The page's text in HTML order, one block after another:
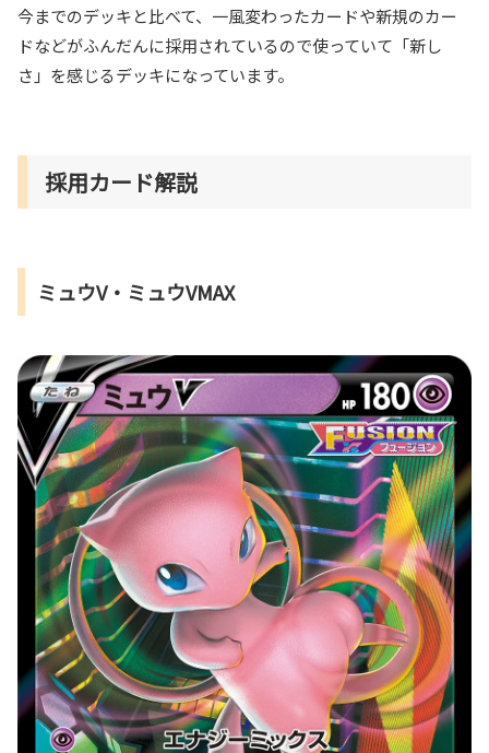
今までのデッキと比べて、一風変わったカードや新規のカー
ドなどがふんだんに採用されているので使っていて「新し
さ」を感じるデッキになっています。
採用カード解説
ミュウV・ミュウVMAX